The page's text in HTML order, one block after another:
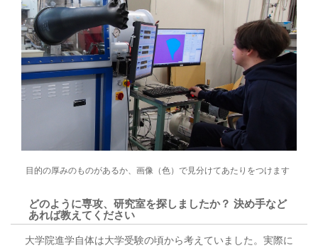
目的の厚みのものがあるか、画像（色）で見分けてあたりをつけます
どのように専攻、研究室を探しましたか？ 決め手など
あれば教えてください
大学院進学自体は大学受験の頃から考えていました。実際に